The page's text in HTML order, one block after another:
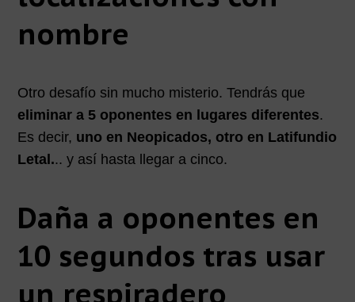
nombre
Otro desafío sin mucho misterio. Tendrás que
eliminar a 5 oponentes en lugares diferentes.
Es decir, uno en Neopicados, otro en Latifundio
Letal... y así hasta llegar a cinco.
Daña a oponentes en
10 segundos tras usar
un respiradero